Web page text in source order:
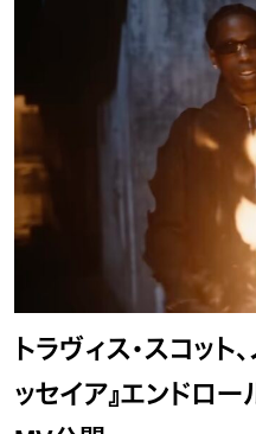
トラヴィス・スコット
ッセイア』エンドロ